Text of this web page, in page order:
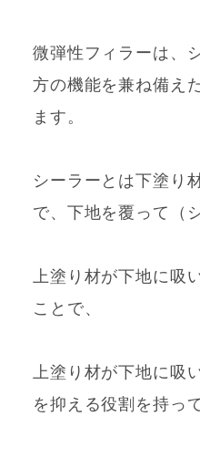
微弾性フィラーは、
方の機能を兼ね備え
ます。
シーラーとは下塗り
で、下地を覆って（
上塗り材が下地に吸
ことで、
上塗り材が下地に吸
を抑える役割を持っ